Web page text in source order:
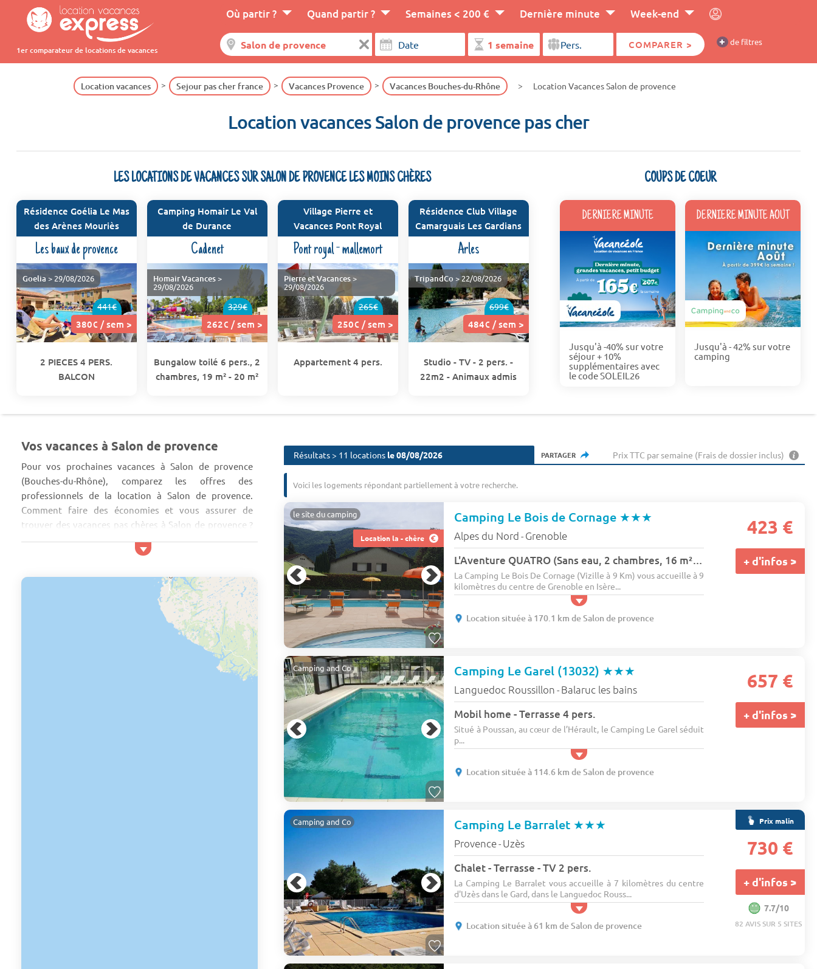
1er comparateur de locations de vacances
Où partir ? Quand partir ? Semaines < 200 € Dernière minute Week-end
COMPARER > + de filtres
Location vacances Sejour pas cher france Vacances Provence Vacances Bouches-du-Rhône Location Vacances Salon de provence
Location vacances Salon de provence pas cher
LES LOCATIONS DE VACANCES SUR SALON DE PROVENCE LES MOINS CHÈRES
Résidence Goélia Le Mas
des Arènes Mouriès
Les baux de provence
441€
380€ / sem >
Goelia > 29/08/2026
2 PIECES 4 PERS.
BALCON
Camping Homair Le Val
de Durance
Cadenet
329€
262€ / sem >
Homair Vacances>
29/08/2026
Bungalow toilé 6 pers., 2
chambres, 19 m² - 20 m²
Village Pierre et
Vacances Pont Royal
Pont royal - mallemort
265€
250€ / sem >
Pierre et Vacances>
29/08/2026
Appartement 4 pers.
Résidence Club Village
Camarguais Les Gardians
Arles
699€
484€ / sem >
TripandCo > 22/08/2026
Studio - TV - 2 pers. -
22m2 - Animaux admis
COUPS DE COEUR
DERNIERE MINUTE
Jusqu'à -40% sur votre
séjour + 10%
supplémentaires avec
le code SOLEIL26
DERNIERE MINUTE AOUT
Jusqu'à - 42% sur votre
camping
Vos vacances à Salon de provence
Pour vos prochaines vacances à Salon de provence
(Bouches-du-Rhône), comparez les offres des
professionnels de la location à Salon de provence.
Comment faire des économies et vous assurer de
trouver des vacances pas chères à Salon de provence ?
En comparant bien entendu ! Les offres de la région
Provence étant toujours plus nombreuses, nous vous
provence qui correspond &ag...
Résultats > 11 locations le 08/08/2026 PARTAGER Prix TTC par semaine (Frais de dossier inclus)
Voici les logements répondant partiellement à votre recherche.
Location la - chère
le site du camping Camping Le Bois de Cornage ★★★
Alpes du Nord - Grenoble
L'Aventure QUATRO (Sans eau, 2 chambres, 16 m²) ???????? 4 pers.
La Camping Le Bois De Cornage (Vizille à 9 Km) vous accueille à 9
kilomètres du centre de Grenoble en Isère...
Location située à 170.1 km de Salon de provence
423 €
+ d'infos >
Camping and Co Camping Le Garel (13032) ★★★
Languedoc Roussillon - Balaruc les bains
Mobil home - Terrasse 4 pers.
Situé à Poussan, au cœur de l’Hérault, le Camping Le Garel séduit
p...
Location située à 114.6 km de Salon de provence
657 €
+ d'infos >
Camping and Co Camping Le Barralet ★★★
Provence- Uzès
Chalet - Terrasse - TV 2 pers.
La Camping Le Barralet vous accueille à 7 kilomètres du centre
d'Uzès dans le Gard, dans le Languedoc Rouss...
Location située à 61 km de Salon de provence
Prix malin
730 €
+ d'infos >
7.7/10
82 AVIS SUR 5 SITES